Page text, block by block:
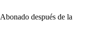
Abonado después de la